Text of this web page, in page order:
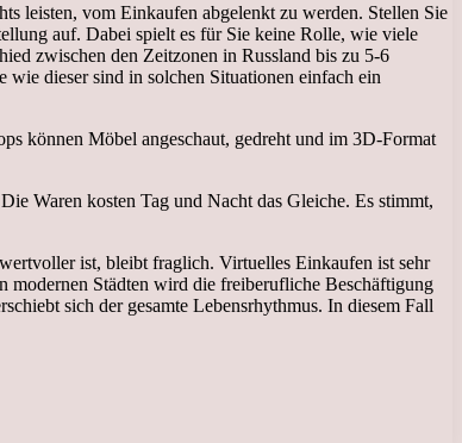
leisten, vom Einkaufen abgelenkt zu werden. Stellen Sie
auf. Dabei spielt es für Sie keine Rolle, wie viele
zwischen den Zeitzonen in Russland bis zu 5-6
wie dieser sind in solchen Situationen einfach ein
können Möbel angeschaut, gedreht und im 3D-Format
Waren kosten Tag und Nacht das Gleiche. Es stimmt,
ist, bleibt fraglich. Virtuelles Einkaufen ist sehr
modernen Städten wird die freiberufliche Beschäftigung
sich der gesamte Lebensrhythmus. In diesem Fall